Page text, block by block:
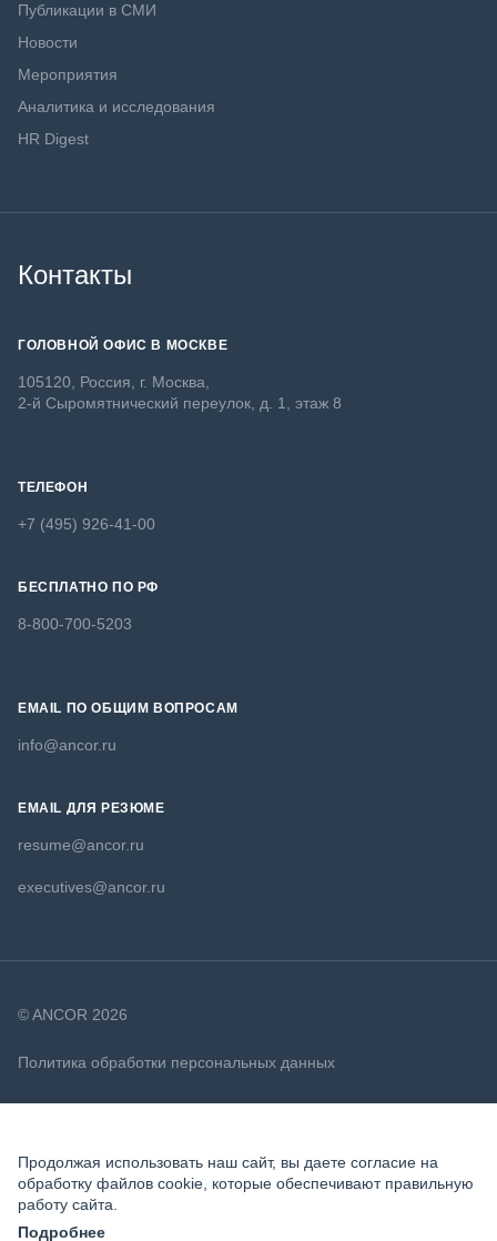
Публикации в СМИ
Новости
Мероприятия
Аналитика и исследования
HR Digest
Контакты
ГОЛОВНОЙ ОФИС В МОСКВЕ
105120, Россия, г. Москва,
2-й Сыромятнический переулок, д. 1, этаж 8
ТЕЛЕФОН
+7 (495) 926-41-00
БЕСПЛАТНО ПО РФ
8-800-700-5203
EMAIL ПО ОБЩИМ ВОПРОСАМ
info@ancor.ru
EMAIL ДЛЯ РЕЗЮМЕ
resume@ancor.ru
executives@ancor.ru
© ANCOR 2026
Политика обработки персональных данных
Продолжая использовать наш сайт, вы даете согласие на
обработку файлов cookie, которые обеспечивают правильную
работу сайта.
Подробнее